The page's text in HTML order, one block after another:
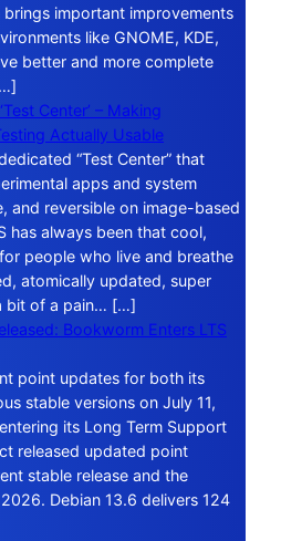
important improvements
like GNOME, KDE,
better and more complete
Center’ – Making
Actually Usable
“Test Center” that
apps and system
and reversible on image-based
has always been that cool,
people who live and breathe
atomically updated, super
bit of a pain… […]
Bookworm Enters LTS
point updates for both its
stable versions on July 11,
its Long Term Support
released updated point
stable release and the
Debian 13.6 delivers 124